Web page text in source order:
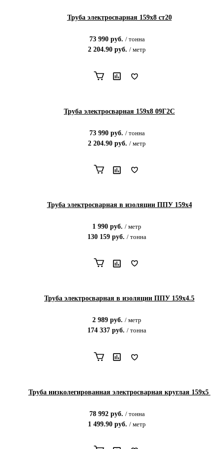
Труба электросварная 159х8 ст20
73 990руб. / тонна
2 204.90 руб. / метр
Труба электросварная 159х8 09Г2С
73 990руб. / тонна
2 204.90 руб. / метр
Труба электросварная в изоляции ППУ 159х4
1 990 руб. / метр
130 159 руб. / тонна
Труба электросварная в изоляции ППУ 159х4.5
2 989 руб. / метр
174 337 руб. / тонна
Труба низколегированная электросварная круглая 159х5
78 992руб. / тонна
1 499.90 руб. / метр